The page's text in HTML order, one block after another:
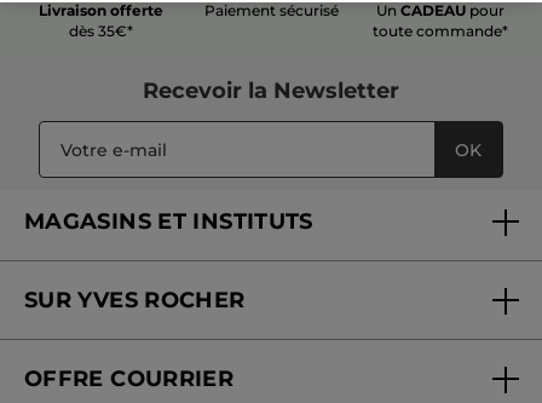
Livraison offerte
dès 35€*
Paiement sécurisé UnCADEAU pour
toute commande*
Recevoir la Newsletter
OK
MAGASINS ET INSTITUTS
Soins en institut
SUR YVES ROCHER
Nos engagements
OFFRE COURRIER